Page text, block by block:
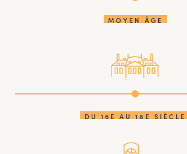
MOYEN ÂGE
DU 16E AU 18E SIÈCLE